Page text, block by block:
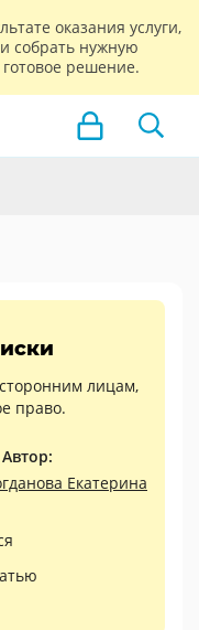
оказания услуги,
собрать нужную
решение.
лицам,
право.
Автор:
Екатерина